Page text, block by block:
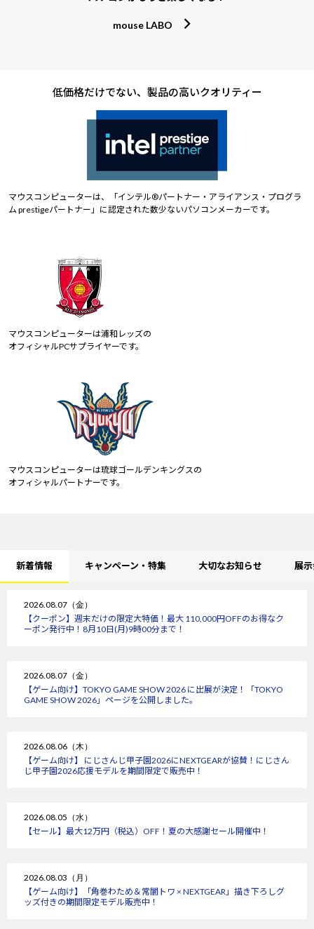
mouse LABO
低価格だけでない、製品の高いクオリティー
マウスコンピューターは、「インテル®パートナー・アライアンス・プログラ
ム prestigeパートナー」に認定された数少ないパソコンメーカーです。
マウスコンピューターは浦和レッズの
オフィシャルPCサプライヤーです。
マウスコンピューターは琉球ゴールデンキングスの
オフィシャルパートナーです。
新着情報 キャンペーン・特集 大切なお知らせ 展
2026.08.07（金）
【クーポン】週末だけの限定大特価！最大 110,000円OFFのお得なク
ーポン発行中！8月10日(月)9時00分まで！
2026.08.07（金）
【ゲーム向け】TOKYO GAME SHOW 2026 に出展が決定！「TOKYO
GAME SHOW 2026」ページを公開しました。
2026.08.06（木）
【ゲーム向け】 にじさんじ甲子園2026にNEXTGEARが協賛！にじさん
じ甲子園2026応援モデルを期間限定で販売中！
2026.08.05（水）
【セール】最大12万円（税込）OFF！夏の大感謝セール開催中！
2026.08.03（月）
【ゲーム向け】「角巻わため＆常闇トワ × NEXTGEAR」描き下ろしグ
ッズ付きの期間限定モデル販売中！